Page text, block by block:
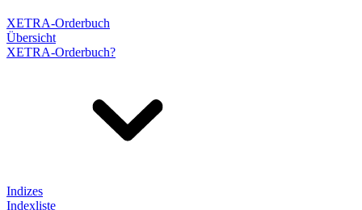
XETRA-Orderbuch
Übersicht
XETRA-Orderbuch?
Indizes
Indexliste